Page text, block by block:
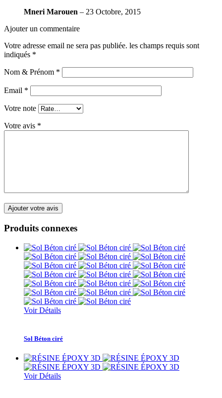
Mneri Marouen – 23 Octobre, 2015
Ajouter un commentaire
Votre adresse email ne sera pas publiée. les champs requis sont
indiqués *
Nom & Prénom *
Email *
Votre note
Votre avis *
Produits connexes
Voir Détails
Sol Béton ciré
Voir Détails